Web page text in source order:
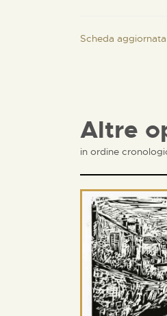
Scheda aggiornata
Altre
in ordine